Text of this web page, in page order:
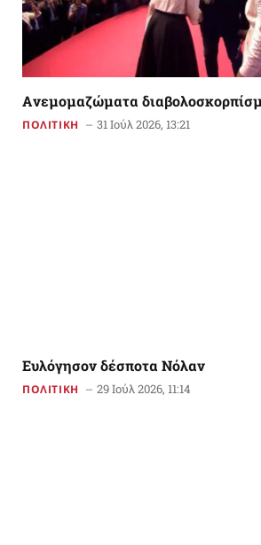
Aνεμομαζώματα
ΠΟΛΙΤΙΚΗ 31 Ιούλ 2026, 13:21
Ευλόγησον δέσποτα Νόλαν
ΠΟΛΙΤΙΚΗ 29 Ιούλ 2026, 11:14